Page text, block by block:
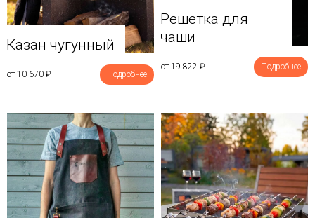
Казан чугунный
от 10 670 ₽ Подробнее
Решетка для
чаши
от 19 822 ₽ Подробнее